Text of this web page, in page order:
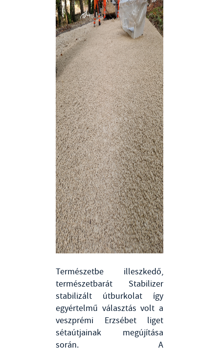
Természetbe illeszkedő,
természetbarát Stabilizer
stabilizált útburkolat így
egyértelmű választás volt a
veszprémi Erzsébet liget
sétaútjainak megújítása
során. A